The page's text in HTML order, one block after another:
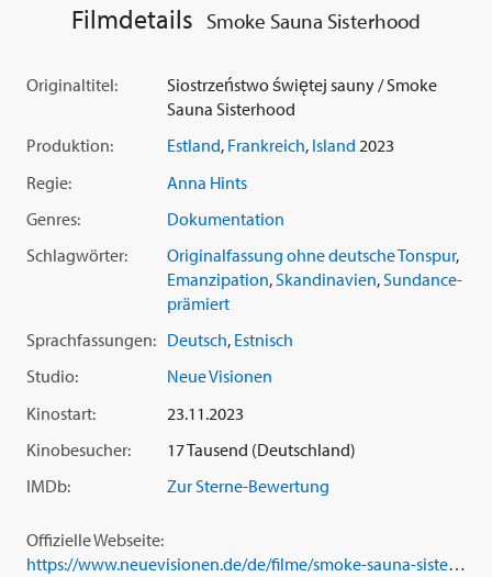
Filmdetails Smoke Sauna Sisterhood
Originaltitel:
Siostrzeństwo świętej sauny / Smoke
Sauna Sisterhood
Produktion:
Estland, Frankreich, Island 2023
Regie:
Anna Hints
Genres:
Dokumentation
Schlagwörter:
Originalfassung ohne deutsche Tonspur,
Emanzipation, Skandinavien, Sundance-
prämiert
Sprachfassungen: Deutsch, Estnisch
Studio:
Neue Visionen
Kinostart:
23.11.2023
Kinobesucher:
17 Tausend (Deutschland)
IMDb:
Zur Sterne-Bewertung
Offizielle Webseite:
https://www.neuevisionen.de/de/filme/smoke-sauna-sisterhood-134